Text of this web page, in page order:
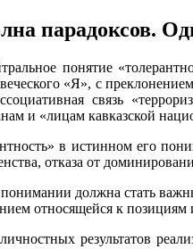
парадоксов.
понятие
«Я», с
связь
и «лицам кавказской
в истинном его
отказа от
понимании должна стать
относящейся к позициям
результатов